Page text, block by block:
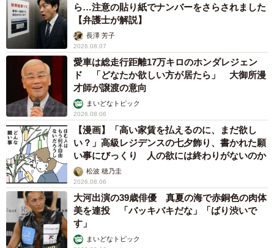
ら…注意の貼り紙でナンバーをさらされました
【弁護士が解説】
長澤 芳子
2026.08.07
愛車は総走行距離17万キロのホンダレジェン
ド 「どなたか欲しい方が居たら」 大御所漫
才師が譲渡の意向
まいどなトピック
2026.08.06
【漫画】「高い家賃を払えるのに、まだ欲し
い？」高級レジデンスの七夕飾り、書かれた願
い事にびっくり 人の欲には終わりがないのか
松波 穂乃圭
2026.08.06
大河出演の39歳俳優 真夏の海で赤銅色の肉体
美を連投 「バッキバキだな」「ばり渋いで
す」
まいどなトピック